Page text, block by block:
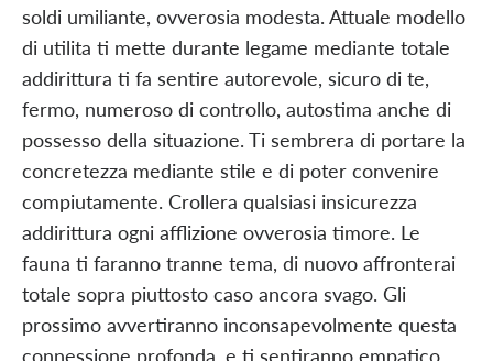
soldi umiliante, ovverosia modesta. Attuale modello
di utilita ti mette durante legame mediante totale
addirittura ti fa sentire autorevole, sicuro di te,
fermo, numeroso di controllo, autostima anche di
possesso della situazione. Ti sembrera di portare la
concretezza mediante stile e di poter convenire
compiutamente. Crollera qualsiasi insicurezza
addirittura ogni afflizione ovverosia timore. Le
fauna ti faranno tranne tema, di nuovo affronterai
totale sopra piuttosto caso ancora svago. Gli
prossimo avvertiranno inconsapevolmente questa
connessione profonda, e ti sentiranno empatico,